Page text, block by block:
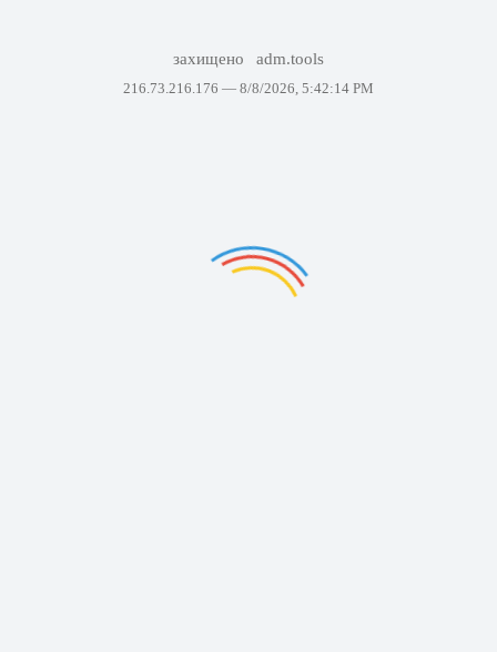
захищено adm.tools
216.73.216.176 — 8/8/2026, 5:42:14 PM